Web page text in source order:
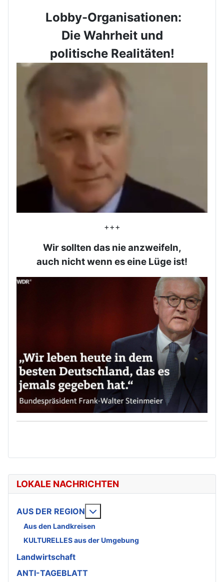
LOKALE NACHRICHTEN
AUS DER REGION
Aus den Landkreisen
KULTURELLES aus der Umgebung
Landwirtschaft
ANTI-TAGEBLATT
Lobby-Organisationen:
Die Wahrheit und
politische Realitäten!
+++
Wir sollten das nie anzweifeln,
auch nicht wenn es eine Lüge ist!